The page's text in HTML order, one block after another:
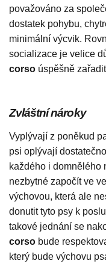
považováno za
dostatek pohybu,
minimální výcvik.
socializace je velice
corso úspěšně
Zvláštní nároky
Vyplývají z poněkud
psi oplývají
každého i domnělého
nezbytné započít ve
výchovou, která ale
donutit tyto psy k
takové jednání se
corso bude
který bude výchovu